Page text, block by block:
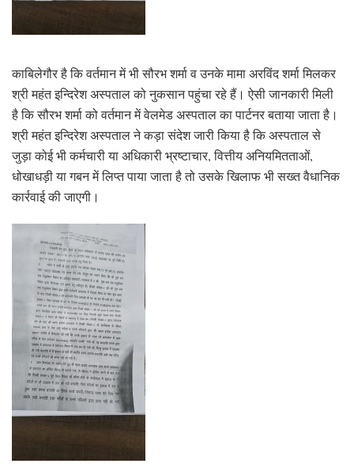
काबिलेगौर है कि वर्तमान में भी सौरभ शर्मा व उनके मामा अरविंद शर्मा मिलकर
श्री महंत इन्दिरेश अस्पताल को नुकसान पहुंचा रहे हैं। ऐसी जानकारी मिली
है कि सौरभ शर्मा को वर्तमान में वेलमेड अस्पताल का पार्टनर बताया जाता है।
श्री महंत इन्दिरेश अस्पताल ने कड़ा संदेश जारी किया है कि अस्पताल से
जुड़ा कोई भी कर्मचारी या अधिकारी भ्रष्टाचार, वित्तीय अनियमितताओं,
धोखाधड़ी या गबन में लिप्त पाया जाता है तो उसके खिलाफ भी सख्त वैधानिक
कार्रवाई की जाएगी।